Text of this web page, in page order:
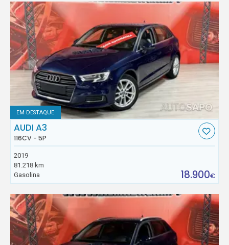
EM DESTAQUE
AUDI A3
116CV - 5P
2019
81.218 km
Gasolina
18.900€